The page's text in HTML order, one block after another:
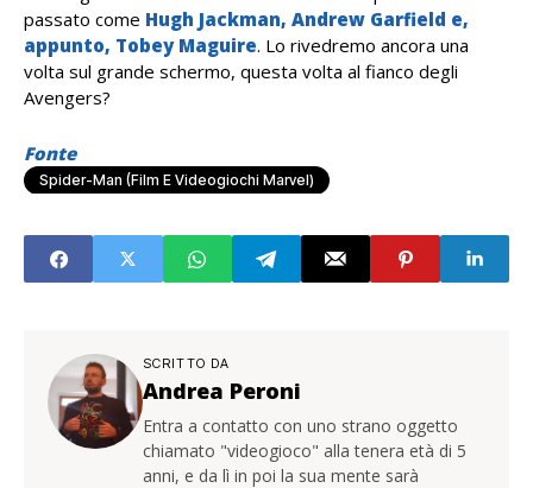
passato come Hugh Jackman, Andrew Garfield e,
appunto, Tobey Maguire. Lo rivedremo ancora una
volta sul grande schermo, questa volta al fianco degli
Avengers?
Fonte
Spider-Man (Film E Videogiochi Marvel)
SCRITTO DA
Andrea Peroni
Entra a contatto con uno strano oggetto
chiamato "videogioco" alla tenera età di 5
anni, e da lì in poi la sua mente sarà